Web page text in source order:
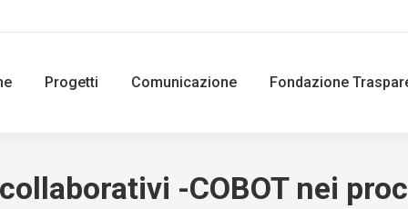
Progetti Comunicazione Fondazione
-COBOT nei